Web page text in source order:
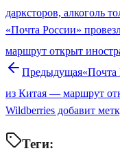
дарксторов, алкоголь
«Почта России»
маршрут открыт
Предыдущая«Почта
из Китая — маршрут
Wildberries добавит
Теги: